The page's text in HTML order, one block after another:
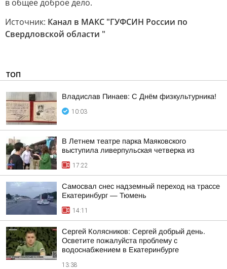
в общее доброе дело.
Источник: Канал в МАКС "ГУФСИН России по
Свердловской области "
ТОП
Владислав Пинаев: С Днём физкультурника!
10:03
В Летнем театре парка Маяковского
выступила ливерпульская четверка из
17:22
Самосвал снес надземный переход на трассе
Екатеринбург — Тюмень
14:11
Сергей Колясников: Сергей добрый день.
Осветите пожалуйста проблему с
водоснабжением в Екатеринбурге
13:38